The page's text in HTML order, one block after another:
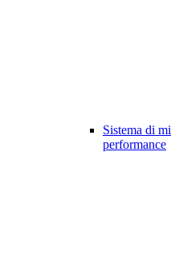
Sistema di
performance